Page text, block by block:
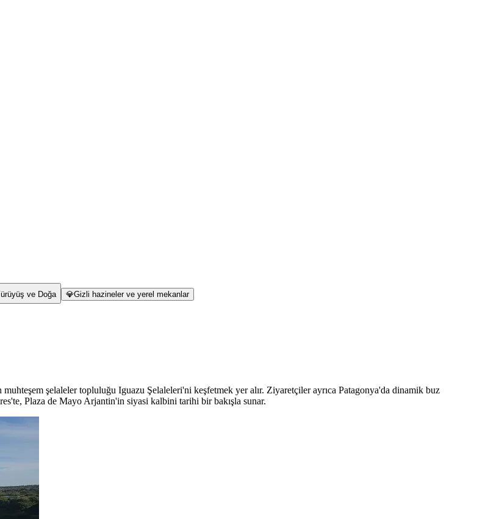
ve Doğa 💎Gizli hazineler ve yerel mekanlar
şelaleler topluluğu Iguazu Şelaleleri'ni keşfetmek yer alır. Ziyaretçiler ayrıca Patagonya'da dinamik buz
Plaza de Mayo Arjantin'in siyasi kalbini tarihi bir bakışla sunar.